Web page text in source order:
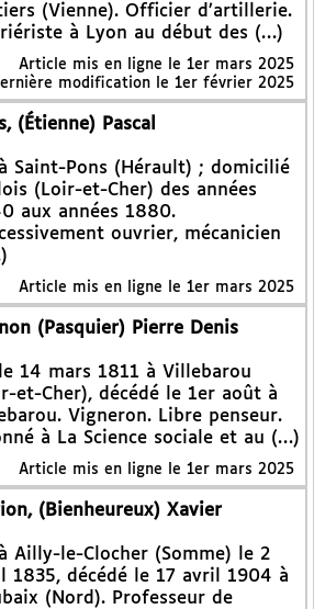
(Vienne). Officier d’artillerie.
à Lyon au début des (…)
Article mis en ligne le 1er mars 2025
modification le 1er février 2025
(Étienne) Pascal
Saint-Pons (Hérault) ; domicilié
(Loir-et-Cher) des années
aux années 1880.
ouvrier, mécanicien
Article mis en ligne le 1er mars 2025
(Pasquier) Pierre Denis
14 mars 1811 à Villebarou
et-Cher), décédé le 1er août à
Vigneron. Libre penseur.
à La Science sociale et au (…)
Article mis en ligne le 1er mars 2025
(Bienheureux) Xavier
Ailly-le-Clocher (Somme) le 2
1835, décédé le 17 avril 1904 à
(Nord). Professeur de